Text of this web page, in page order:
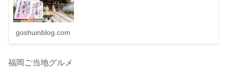
goshuinblog.com
福岡ご当地グルメ